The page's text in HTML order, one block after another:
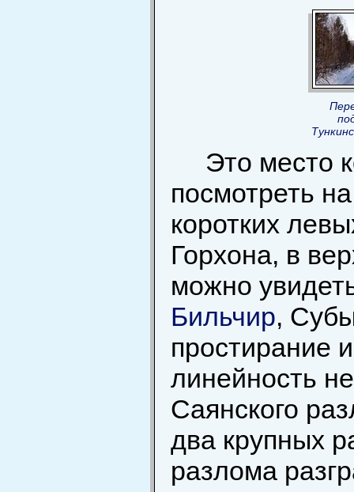
Это место
посмотреть
коротких
Горхона, в
можно
Бильчир,
простирание
линейность
Саянского
два крупных
разлома